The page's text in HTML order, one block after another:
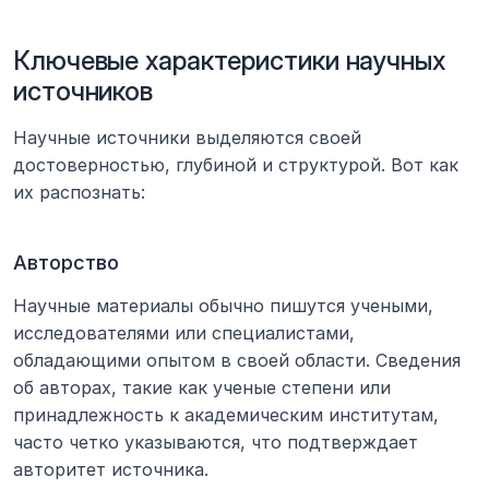
Ключевые характеристики научных
источников
Научные источники выделяются своей
достоверностью, глубиной и структурой. Вот как
их распознать:
Авторство
Научные материалы обычно пишутся учеными,
исследователями или специалистами,
обладающими опытом в своей области. Сведения
об авторах, такие как ученые степени или
принадлежность к академическим институтам,
часто четко указываются, что подтверждает
авторитет источника.